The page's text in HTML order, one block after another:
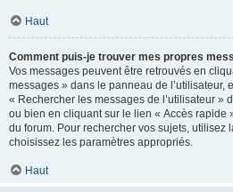
Haut
Comment puis-je trouver mes propres
Vos messages peuvent être retrouvés en
messages » dans le panneau de l’utilisateur,
« Rechercher les messages de l’utilisateur »
ou bien en cliquant sur le lien « Accès rapide
du forum. Pour rechercher vos sujets, utilisez
choisissez les paramètres appropriés.
Haut